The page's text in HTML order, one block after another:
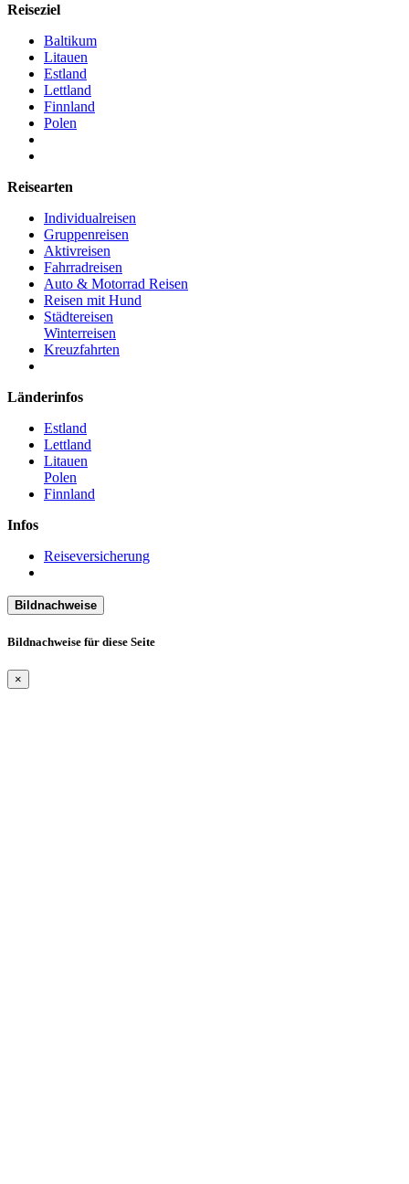
Reiseziel
Baltikum
Litauen
Estland
Lettland
Finnland
Polen
Reisearten
Individualreisen
Gruppenreisen
Aktivreisen
Fahrradreisen
Auto & Motorrad Reisen
Reisen mit Hund
Städtereisen
Winterreisen
Kreuzfahrten
Länderinfos
Estland
Lettland
Litauen
Polen
Finnland
Infos
Reiseversicherung
Bildnachweise
Bildnachweise für diese Seite
×